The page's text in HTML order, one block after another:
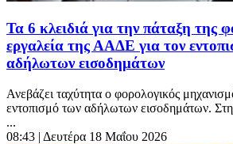
Τα 6 κλειδιά για την πάταξη της
εργαλεία της ΑΑΔΕ για τον
αδήλωτων εισοδημάτων
Ανεβάζει ταχύτητα ο φορολογικός
εντοπισμό των αδήλωτων εισοδημάτων.
...
08:43 | Δευτέρα 18 Μαΐου 2026